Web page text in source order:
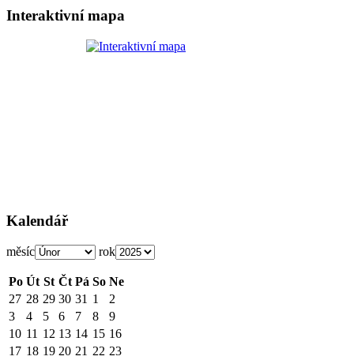
Interaktivní mapa
Kalendář
měsíc rok
Po Út St Čt Pá So Ne
27 28 29 30 31 1
2
3
4 5 6 7 8
9
10 11 12 13 14 15 16
17 18 19 20 21 22 23